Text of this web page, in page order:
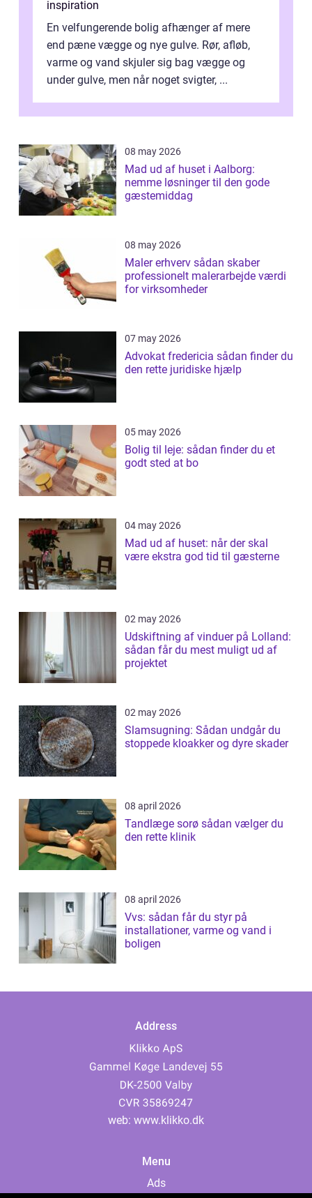
inspiration
En velfungerende bolig afhænger af mere
end pæne vægge og nye gulve. Rør, afløb,
varme og vand skjuler sig bag vægge og
under gulve, men når noget svigter, ...
08 may 2026
Mad ud af huset i Aalborg:
nemme løsninger til den gode
gæstemiddag
08 may 2026
Maler erhverv sådan skaber
professionelt malerarbejde værdi
for virksomheder
07 may 2026
Advokat fredericia sådan finder du
den rette juridiske hjælp
05 may 2026
Bolig til leje: sådan finder du et
godt sted at bo
04 may 2026
Mad ud af huset: når der skal
være ekstra god tid til gæsterne
02 may 2026
Udskiftning af vinduer på Lolland:
sådan får du mest muligt ud af
projektet
02 may 2026
Slamsugning: Sådan undgår du
stoppede kloakker og dyre skader
08 april 2026
Tandlæge sorø sådan vælger du
den rette klinik
08 april 2026
Vvs: sådan får du styr på
installationer, varme og vand i
boligen
Address
web: www.klikko.dk
Menu
Ads